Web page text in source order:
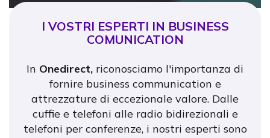
I VOSTRI ESPERTI IN BUSINESS
COMUNICATION
In Onedirect, riconosciamo l'importanza di
fornire business communication e
attrezzature di eccezionale valore. Dalle
cuffie e telefoni alle radio bidirezionali e
telefoni per conferenze, i nostri esperti sono